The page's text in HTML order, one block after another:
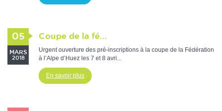
05
MARS
2018
Coupe de la fé...
Urgent ouverture des pré-inscriptions à la coupe de la Fédération
à l’Alpe d’Huez les 7 et 8 avri...
En savoir plus